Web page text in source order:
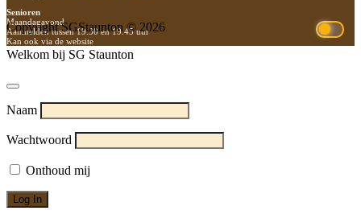
Senioren
Maandagavond
Aanmelden tussen 19.30 en 19.45 uur
Kan ook via de website
Copyright SGStaunton © 2026
Welkom bij SG Staunton
Naam
Wachtwoord
Onthoud mij